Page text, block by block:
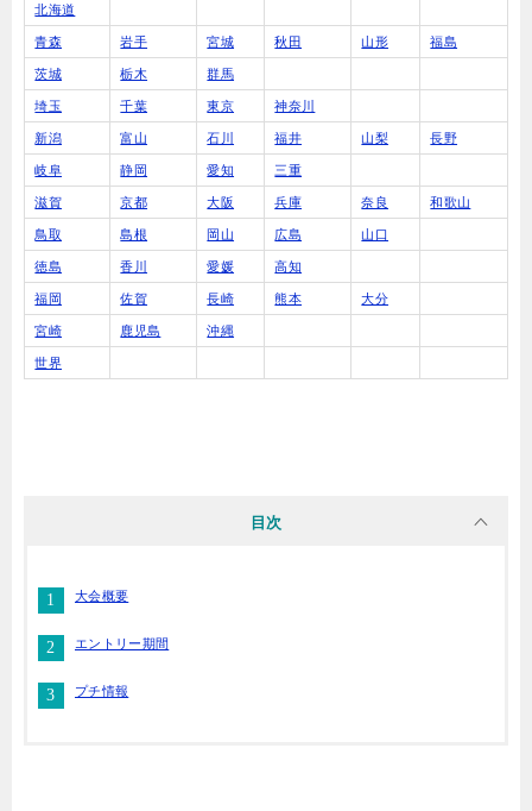
北海道
青森 岩手 宮城 秋田 山形 福島
茨城 栃木 群馬
埼玉 千葉 東京 神奈川
新潟 富山 石川 福井 山梨 長野
岐阜 静岡 愛知 三重
滋賀 京都 大阪 兵庫 奈良 和歌山
鳥取 島根 岡山 広島 山口
徳島 香川 愛媛 高知
福岡 佐賀 長崎 熊本 大分
宮崎 鹿児島 沖縄
世界
目次
大会概要
エントリー期間
プチ情報